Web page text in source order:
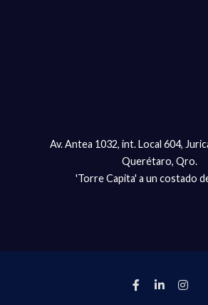
Av. Antea 1032, int. Local 604,
Querétaro, Qro.
'Torre Capita' a un costado